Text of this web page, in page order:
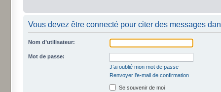
Vous devez être connecté pour citer des messages
Nom d’utilisateur:
Mot de passe:
J’ai oublié mon mot de passe
Renvoyer l’e-mail de confirmation
Se souvenir de moi